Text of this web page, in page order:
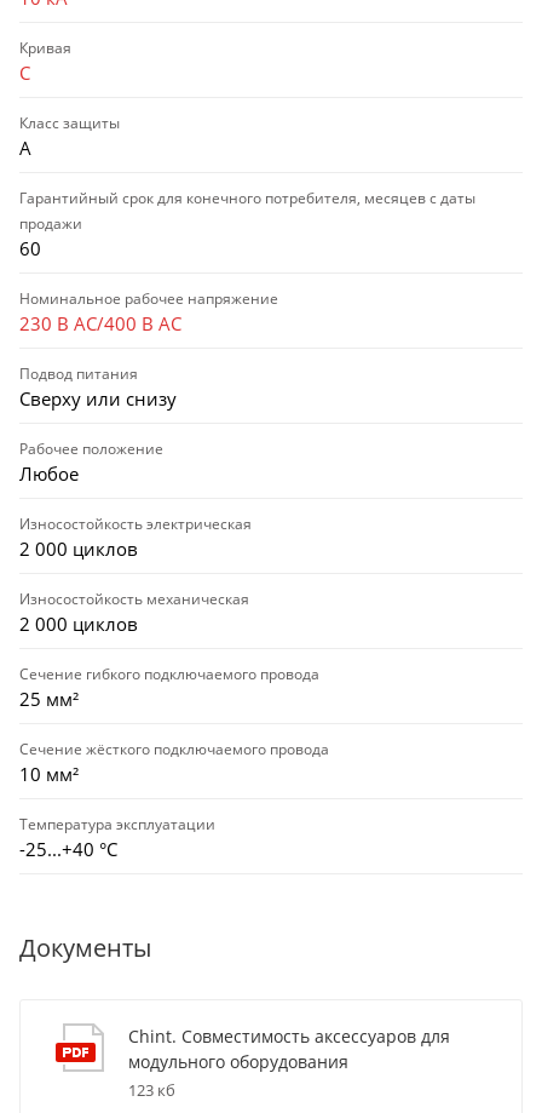
Кривая
C
Класс защиты
A
Гарантийный срок для конечного потребителя, месяцев с даты
продажи
60
Номинальное рабочее напряжение
230 В AC/400 В AC
Подвод питания
Сверху или снизу
Рабочее положение
Любое
Износостойкость электрическая
2 000 циклов
Износостойкость механическая
2 000 циклов
Сечение гибкого подключаемого провода
25 мм²
Сечение жёсткого подключаемого провода
10 мм²
Температура эксплуатации
-25...+40 °С
Документы
Chint. Совместимость аксессуаров для
модульного оборудования
123 кб